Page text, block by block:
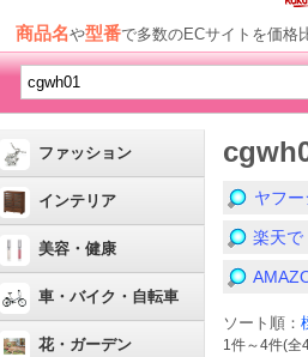
商品名や型番で多数のECサイトを価
ファッション
インテリア
美容・健康
車・バイク・自転車
花・ガーデン
ヤフ
楽天で
ソート順：
1件～4件(全